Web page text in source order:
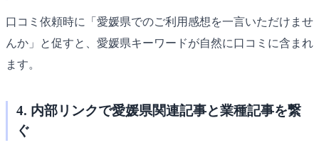
口コミ依頼時に「愛媛県でのご利用感想を一言いただけませ
んか」と促すと、愛媛県キーワードが自然に口コミに含まれ
ます。
4. 内部リンクで愛媛県関連記事と業種記事を繋
ぐ